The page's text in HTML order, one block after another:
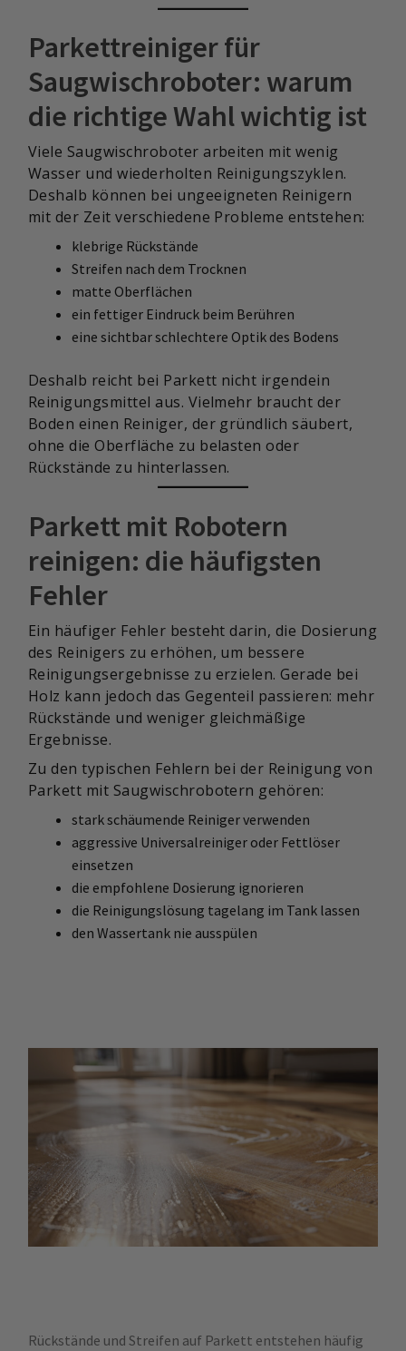
Parkettreiniger für
Saugwischroboter: warum
die richtige Wahl wichtig ist
Viele Saugwischroboter arbeiten mit wenig
Wasser und wiederholten Reinigungszyklen.
Deshalb können bei ungeeigneten Reinigern
mit der Zeit verschiedene Probleme entstehen:
klebrige Rückstände
Streifen nach dem Trocknen
matte Oberflächen
ein fettiger Eindruck beim Berühren
eine sichtbar schlechtere Optik des Bodens
Deshalb reicht bei Parkett nicht irgendein
Reinigungsmittel aus. Vielmehr braucht der
Boden einen Reiniger, der gründlich säubert,
ohne die Oberfläche zu belasten oder
Rückstände zu hinterlassen.
Parkett mit Robotern
reinigen: die häufigsten
Fehler
Ein häufiger Fehler besteht darin, die Dosierung
des Reinigers zu erhöhen, um bessere
Reinigungsergebnisse zu erzielen. Gerade bei
Holz kann jedoch das Gegenteil passieren: mehr
Rückstände und weniger gleichmäßige
Ergebnisse.
Zu den typischen Fehlern bei der Reinigung von
Parkett mit Saugwischrobotern gehören:
stark schäumende Reiniger verwenden
aggressive Universalreiniger oder Fettlöser
einsetzen
die empfohlene Dosierung ignorieren
die Reinigungslösung tagelang im Tank lassen
den Wassertank nie ausspülen
Rückstände und Streifen auf Parkett entstehen häufig